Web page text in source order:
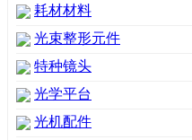
耗材材料
光束整形元件
特种镜头
光学平台
光机配件